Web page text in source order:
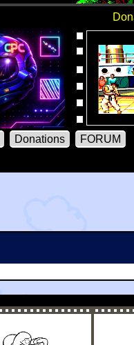
Donations
FORUM